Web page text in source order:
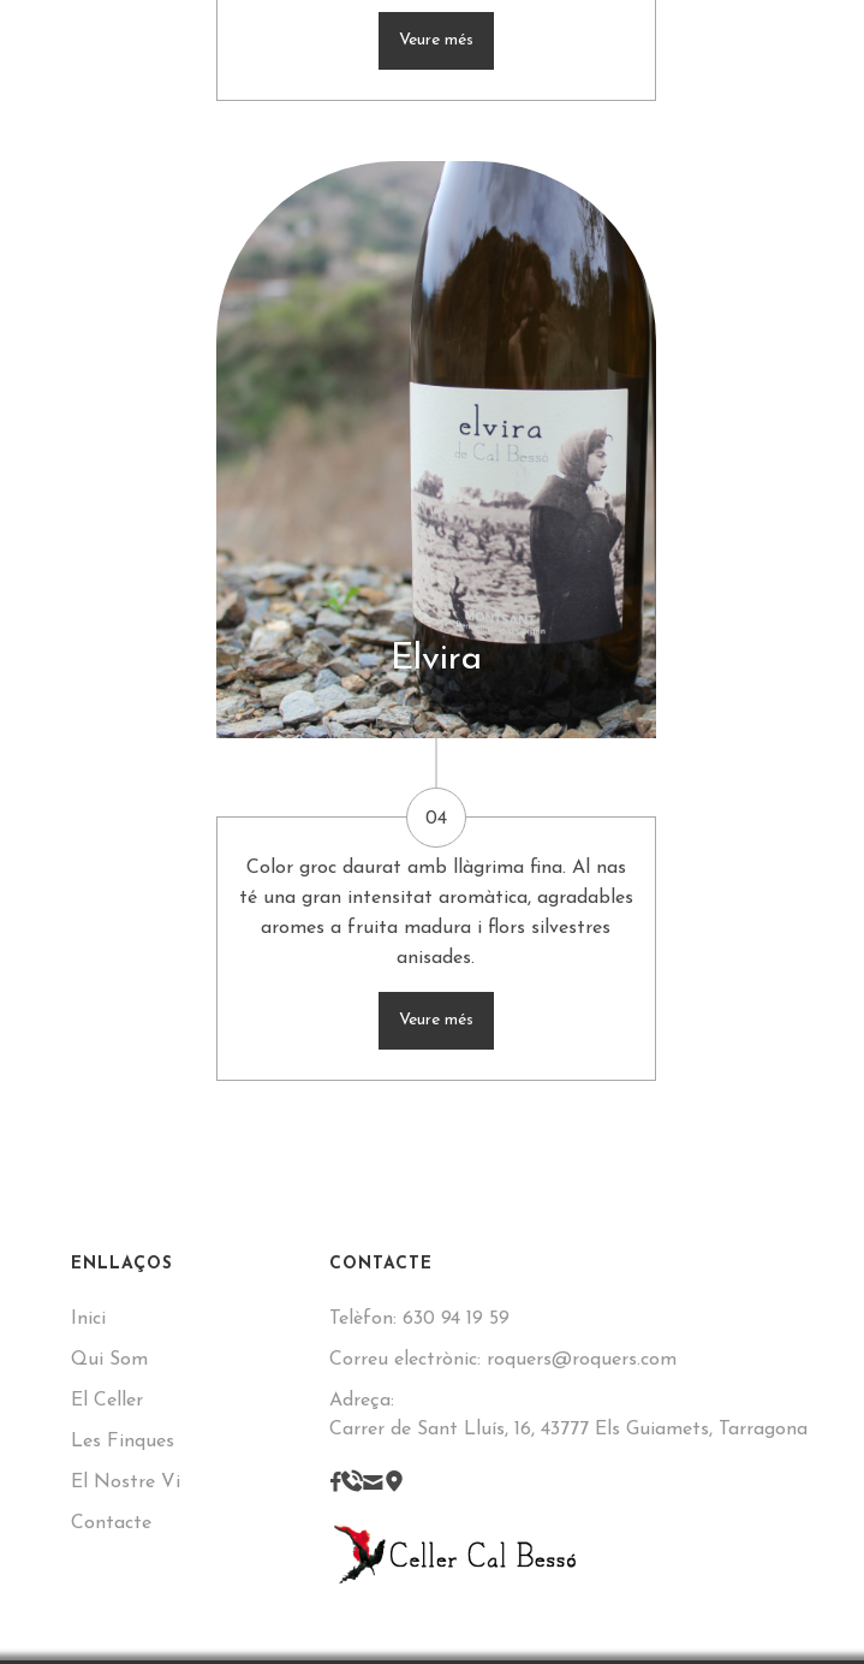
Veure més
Elvira
04
Color groc daurat amb llàgrima fina. Al nas
té una gran intensitat aromàtica, agradables
aromes a fruita madura i flors silvestres
anisades.
Veure més
ENLLAÇOS
Inici
Qui Som
El Celler
Les Finques
El Nostre Vi
Contacte
CONTACTE
Telèfon: 630 94 19 59
Correu electrònic: roquers@roquers.com
Adreça:
Carrer de Sant Lluís, 16, 43777 Els Guiamets, Tarragona